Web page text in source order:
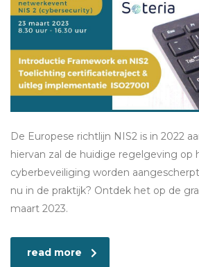
De Europese richtlijn NIS2 is in 2022
hiervan zal de huidige regelgeving op
cyberbeveiliging worden
nu in de praktijk? Ontdek het op de
maart 2023.
read more